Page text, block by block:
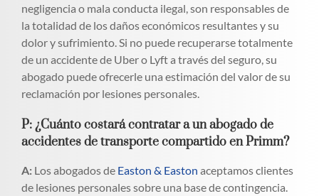
negligencia o mala conducta ilegal, son responsables de
la totalidad de los daños económicos resultantes y su
dolor y sufrimiento. Si no puede recuperarse totalmente
de un accidente de Uber o Lyft a través del seguro, su
abogado puede ofrecerle una estimación del valor de su
reclamación por lesiones personales.
P: ¿Cuánto costará contratar a un abogado de
accidentes de transporte compartido en Primm?
A: Los abogados de Easton & Easton aceptamos clientes
de lesiones personales sobre una base de contingencia.